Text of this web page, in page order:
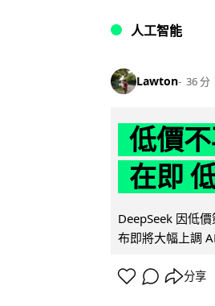
人工智能
Lawton 36 分
低價
在即
DeepSeek 因低
布即將大幅上調
分享